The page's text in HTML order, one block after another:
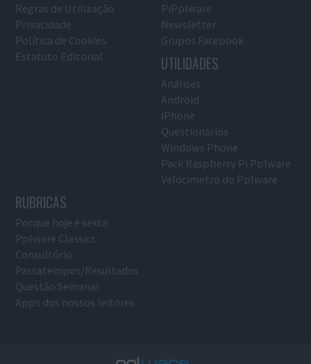
Regras de Utilização
Privacidade
Política de Cookies
Estatuto Editorial
PiPplware
Newsletter
Grupos Facebook
UTILIDADES
Análises
Android
iPhone
Questionários
Windows Phone
Pack Raspberry Pi Pplware
Velocímetro do Pplware
RUBRICAS
Porque hoje é sexta
Pplware Classics…
Consultório
Passatempos/Resultados
Questão Semanal
Apps dos nossos leitores